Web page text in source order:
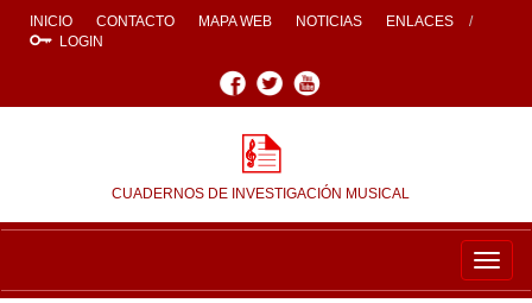
INICIO CONTACTO MAPA WEB NOTICIAS
ENLACES
LOGIN
Facebook
TwitterYoutube
CUADERNOS DE INVESTIGACIÓN MUSICAL